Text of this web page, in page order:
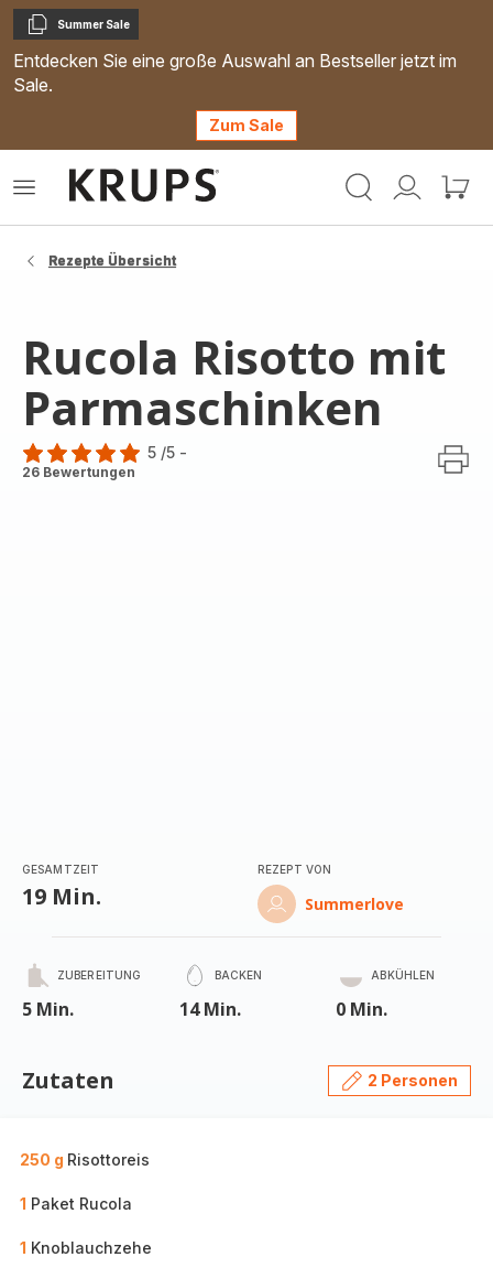
Kopieren
Summer Sale
Entdecken Sie eine große Auswahl an Bestseller jetzt im
Sale.
Zum Sale
Mein
Mein
Das
Rezepte Übersicht
Rucola Risotto mit
Parmaschinken
Bewertung
5 /5 -
26 Bewertungen
GESAMTZEIT
19 Min.
REZEPT VON
Summerlove
ZUBEREITUNG
5 Min.
BACKEN
14 Min.
ABKÜHLEN
0 Min.
Zutaten 2 Personen
250 g Risottoreis
1 Paket Rucola
1 Knoblauchzehe